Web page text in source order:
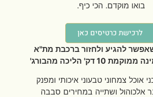
בואו מוקדם. הכי כיף.
לרכישת כרטיסים כאן
להגיע ולחזור ברכבת מת"א
10 דק' הליכה מהבורג'
אוכל צמחוני טבעוני איכותי ומפנק
אלכוהול ושתייה במחירים סבבה